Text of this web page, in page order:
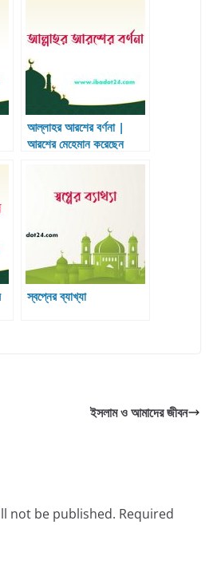
আল্লাহর আরশের বর্ণনা |
আরশের মেহেমান করেছেন
স্বপ্নের ব্যাখ্যা
ইসলাম ও আমাদের জীবন
not be published. Required